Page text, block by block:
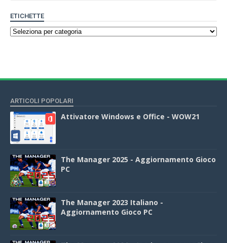
ETICHETTE
ARTICOLI POPOLARI
Attivatore Windows e Office - WOW21
The Manager 2025 - Aggiornamento Gioco
PC
The Manager 2023 Italiano -
Aggiornamento Gioco PC